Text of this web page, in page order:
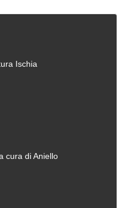
Ischia
cura di Aniello